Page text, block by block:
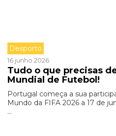
Desporto
16 junho 2026
Tudo o que precisas
Mundial de Futebol!
Portugal começa a sua
Mundo da FIFA 2026 a 17 de
...